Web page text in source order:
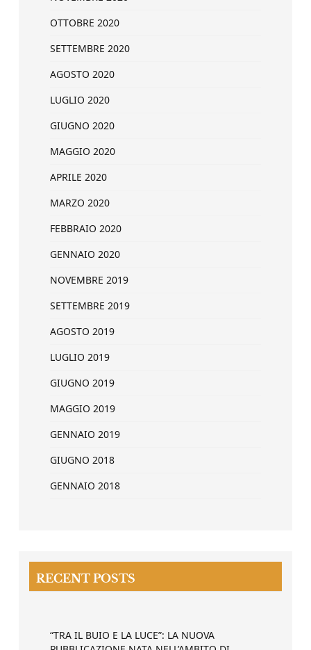
OTTOBRE 2020
SETTEMBRE 2020
AGOSTO 2020
LUGLIO 2020
GIUGNO 2020
MAGGIO 2020
APRILE 2020
MARZO 2020
FEBBRAIO 2020
GENNAIO 2020
NOVEMBRE 2019
SETTEMBRE 2019
AGOSTO 2019
LUGLIO 2019
GIUGNO 2019
MAGGIO 2019
GENNAIO 2019
GIUGNO 2018
GENNAIO 2018
RECENT POSTS
“TRA IL BUIO E LA LUCE”: LA NUOVA